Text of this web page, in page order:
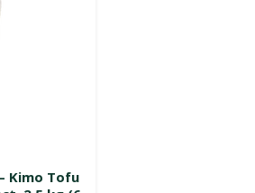
Kimo Tofu